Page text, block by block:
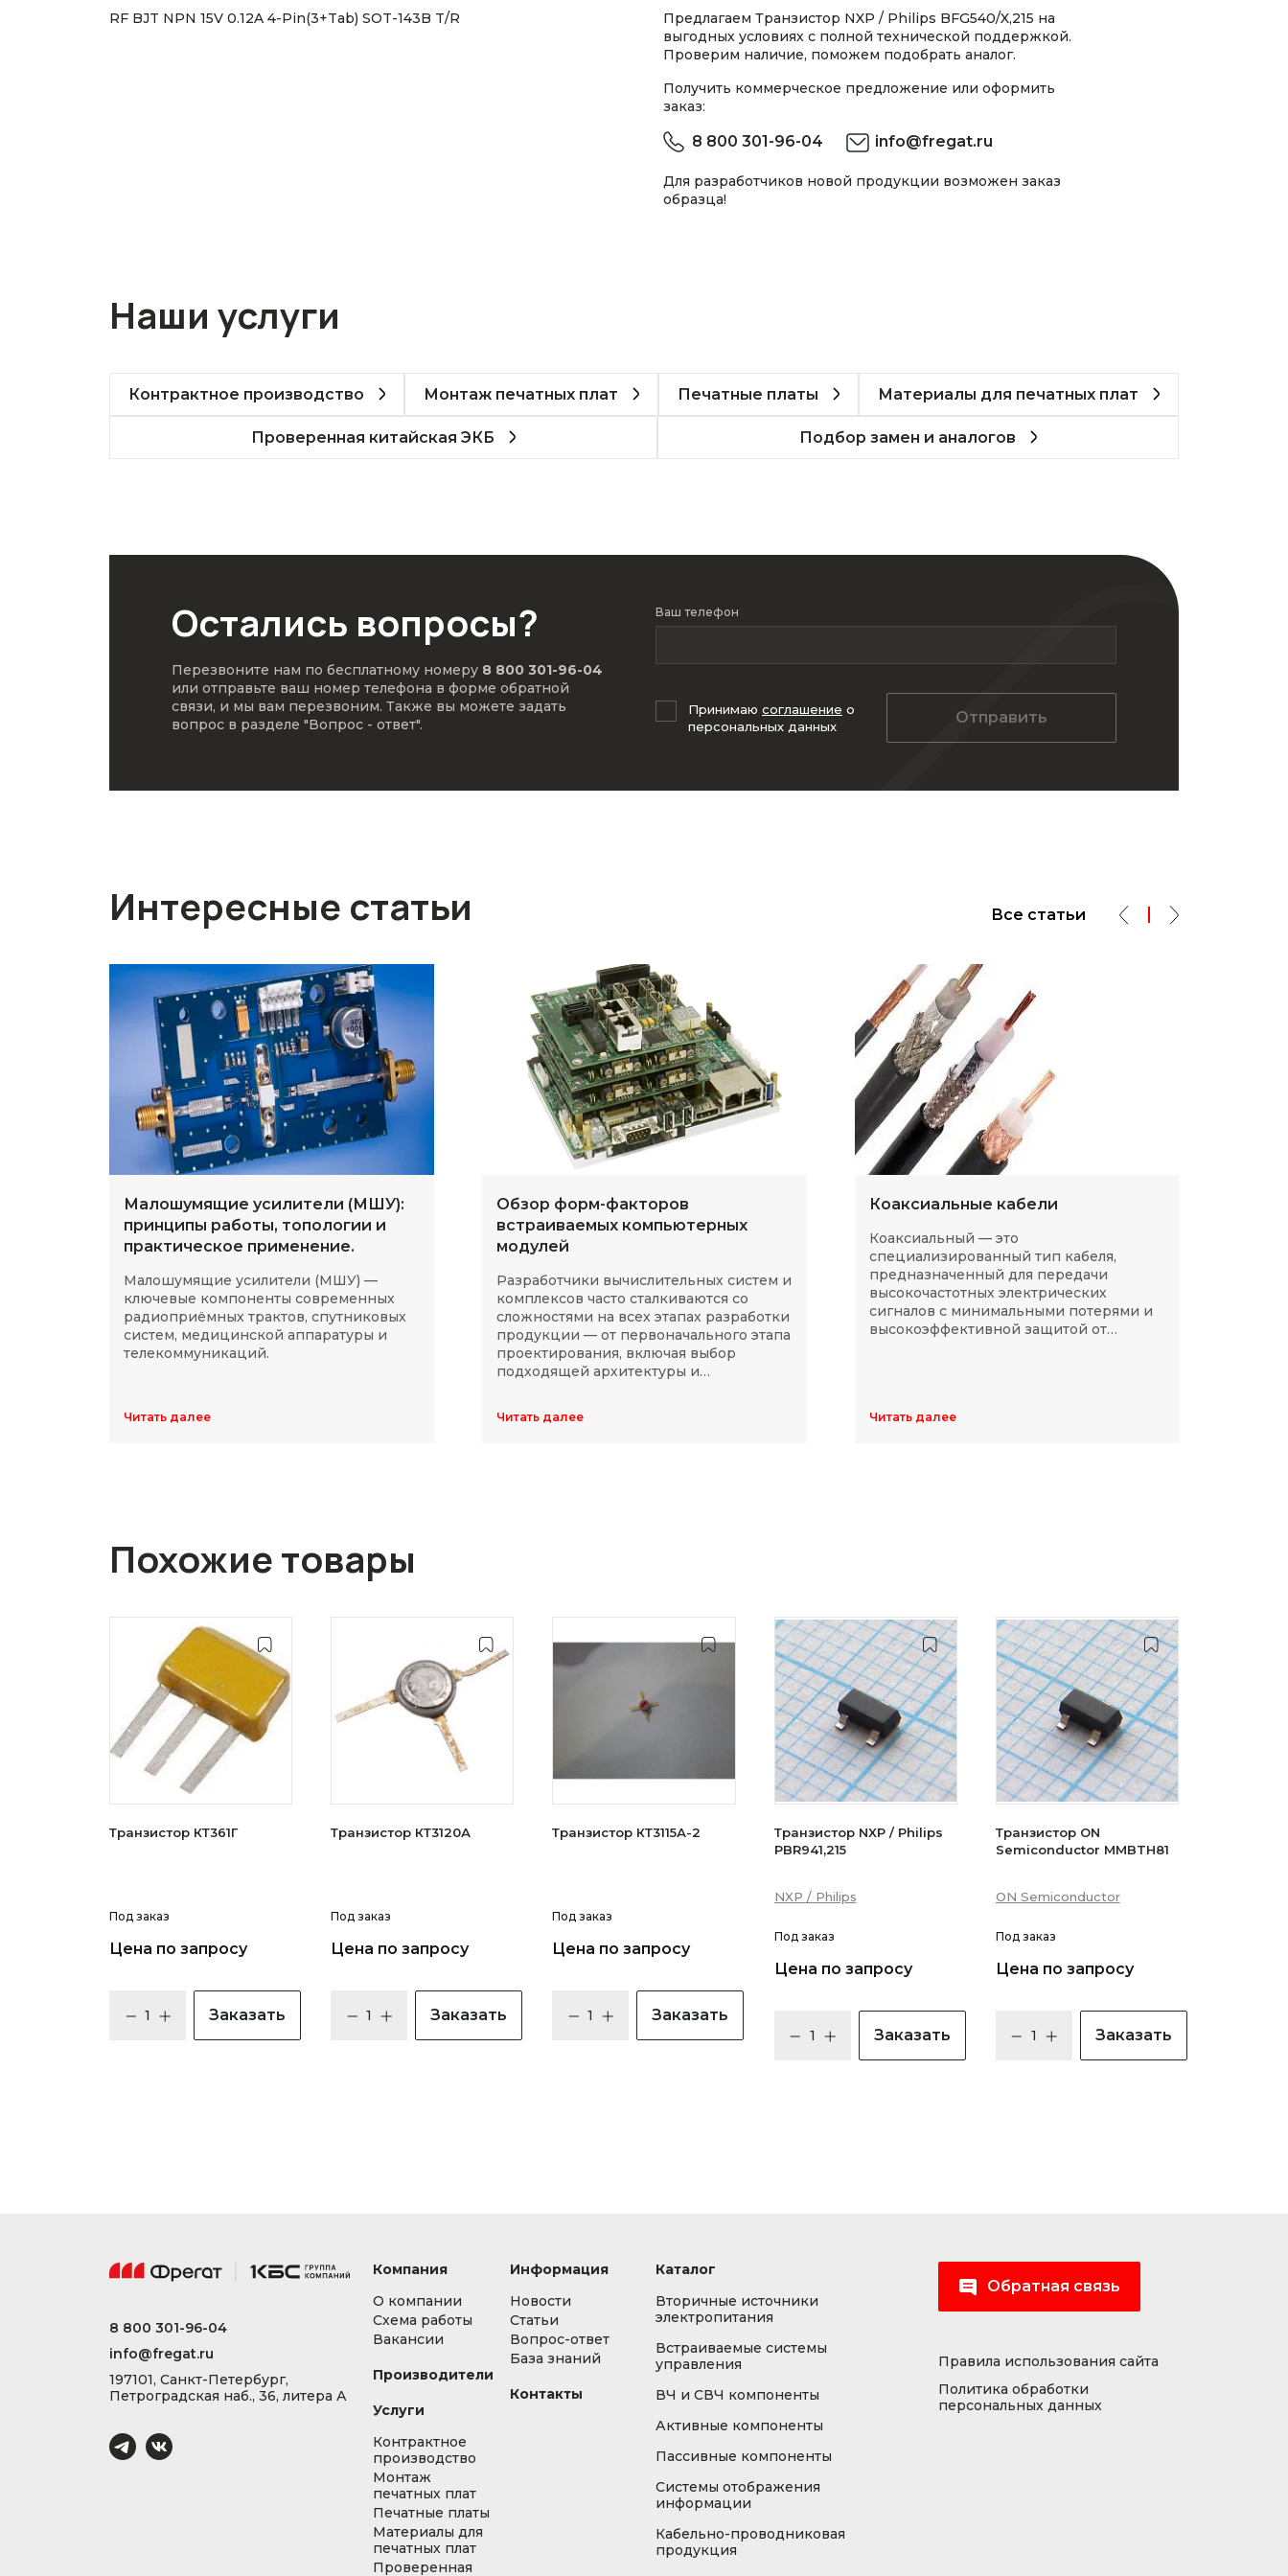
RF BJT NPN 15V 0.12A 4-Pin(3+Tab) SOT-143B T/R
Предлагаем Транзистор NXP / Philips BFG540/X,215 на
выгодных условиях с полной технической поддержкой.
Проверим наличие, поможем подобрать аналог.
Получить коммерческое предложение или оформить
заказ:
8 800 301-96-04 info@fregat.ru
Для разработчиков новой продукции возможен заказ
образца!
Наши услуги
Контрактное производство Монтаж печатных плат Печатные платы Материалы для печатных плат
Проверенная китайская ЭКБ Подбор замен и аналогов
Остались вопросы?
Перезвоните нам по бесплатному номеру 8 800 301-96-04
или отправьте ваш номер телефона в форме обратной
связи, и мы вам перезвоним. Также вы можете задать
вопрос в разделе "Вопрос - ответ".
Ваш телефон
Принимаю соглашение о
персональных данных
Отправить
Интересные статьи Все статьи
Малошумящие усилители (МШУ):
принципы работы, топологии и
практическое применение.
Малошумящие усилители (МШУ) —
ключевые компоненты современных
радиоприёмных трактов, спутниковых
систем, медицинской аппаратуры и
телекоммуникаций.
Читать далее
Обзор форм-факторов
встраиваемых компьютерных
модулей
Разработчики вычислительных систем и
комплексов часто сталкиваются со
сложностями на всех этапах разработки
продукции — от первоначального этапа
проектирования, включая выбор
подходящей архитектуры и
длительного массового производства.
Читать далее
Коаксиальные кабели
Коаксиальный — это
специализированный тип кабеля,
предназначенный для передачи
высокочастотных электрических
сигналов с минимальными потерями и
высокоэффективной защитой от
Читать далее
Похожие товары
Транзистор КТ361Г
Под заказ
Цена по запросу
Заказать
Транзистор КТ3120А
Под заказ
Цена по запросу
Заказать
Транзистор КТ3115А-2
Под заказ
Цена по запросу
Заказать
Транзистор NXP / Philips
PBR941,215
NXP / Philips
Под заказ
Цена по запросу
Заказать
Транзистор ON
Semiconductor MMBTH81
ON Semiconductor
Под заказ
Цена по запросу
Заказать
8 800 301-96-04
info@fregat.ru
197101, Санкт-Петербург,
Петроградская наб., 36, литера А
Компания
О компании
Схема работы
Вакансии
Производители
Услуги
Контрактное
производство
Монтаж
печатных плат
Печатные платы
Материалы для
печатных плат
Проверенная
Информация
Новости
Статьи
Вопрос-ответ
База знаний
Контакты
Каталог
Вторичные источники
электропитания
Встраиваемые системы
управления
ВЧ и СВЧ компоненты
Активные компоненты
Пассивные компоненты
Системы отображения
информации
Кабельно-проводниковая
продукция
Обратная связь
Правила использования сайта
Политика обработки
персональных данных